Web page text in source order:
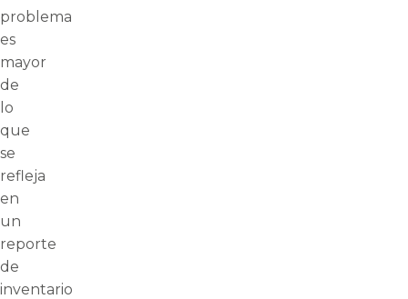
problema
es
mayor
de
lo
que
se
refleja
en
un
reporte
de
inventario